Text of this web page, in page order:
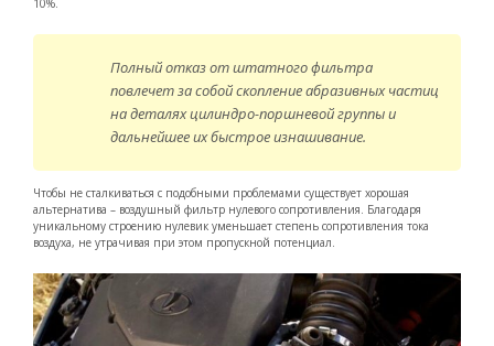
10%.
Полный отказ от штатного фильтра
повлечет за собой скопление абразивных частиц
на деталях цилиндро-поршневой группы и
дальнейшее их быстрое изнашивание.
Чтобы не сталкиваться с подобными проблемами существует хорошая
альтернатива – воздушный фильтр нулевого сопротивления. Благодаря
уникальному строению нулевик уменьшает степень сопротивления тока
воздуха, не утрачивая при этом пропускной потенциал.